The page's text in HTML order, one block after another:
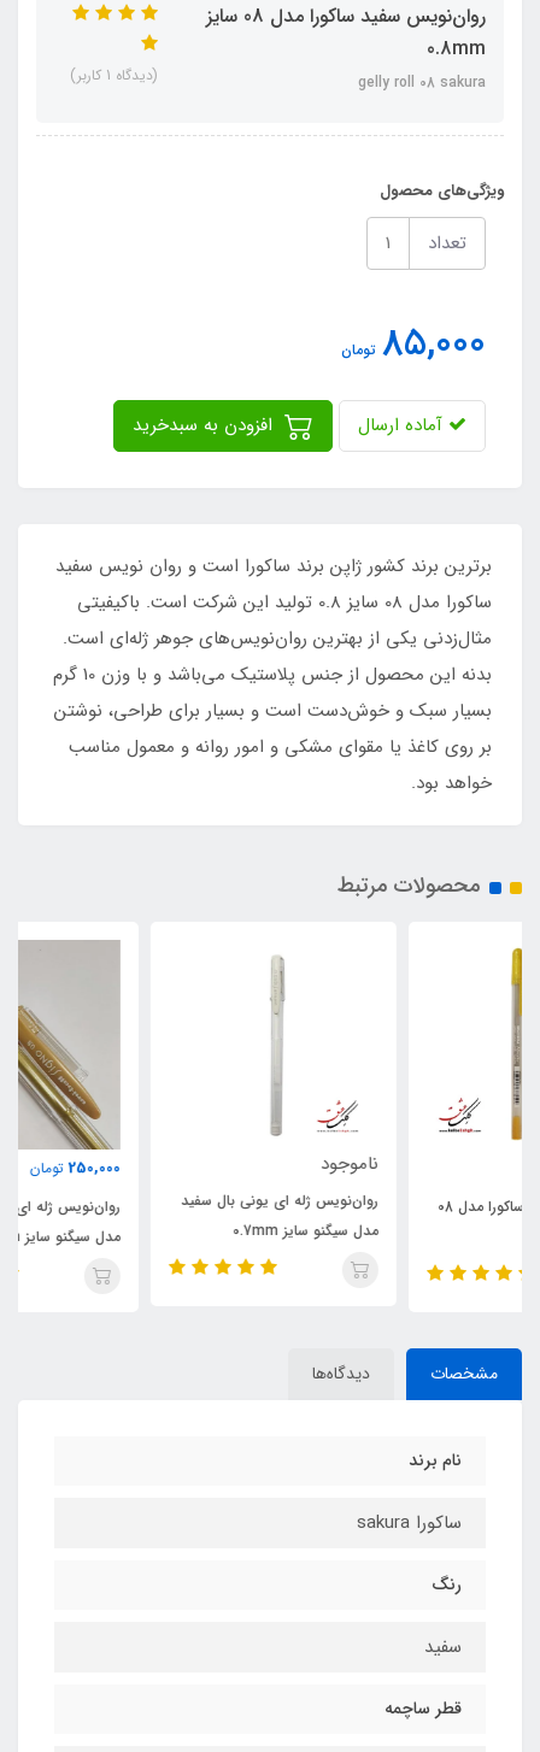
روان‌نویس سفید ساکورا مدل 08 سایز
0.8mm
gelly roll 08 sakura (دیدگاه 1 کاربر)
ویژگی‌های محصول
تعداد
85,000 تومان
آماده ارسال
برترین برند کشور ژاپن برند ساکورا است و روان نویس سفید
ساکورا مدل 08 سایز 0.8 تولید این شرکت است. باکیفیتی
مثال‌زدنی یکی از بهترین روان‌نویس‌های جوهر ژله‌ای است.
بدنه این محصول از جنس پلاستیک می‌باشد و با وزن 10 گرم
بسیار سبک و خوش‌دست است و بسیار برای طراحی، نوشتن
بر روی کاغذ یا مقوای مشکی و امور روانه و معمول مناسب
خواهد بود.
محصولات مرتبط
روان‌نویس ژله ‏ای یونی‏ بال سفید
روان‌نویس ژله ‏ای یونی‏ بال طلایی
مدل سیگنو سایز 0.8mm
مشخصات دیدگاه‌ها
نام برند
ساکورا sakura
رنگ
سفید
قطر ساچمه